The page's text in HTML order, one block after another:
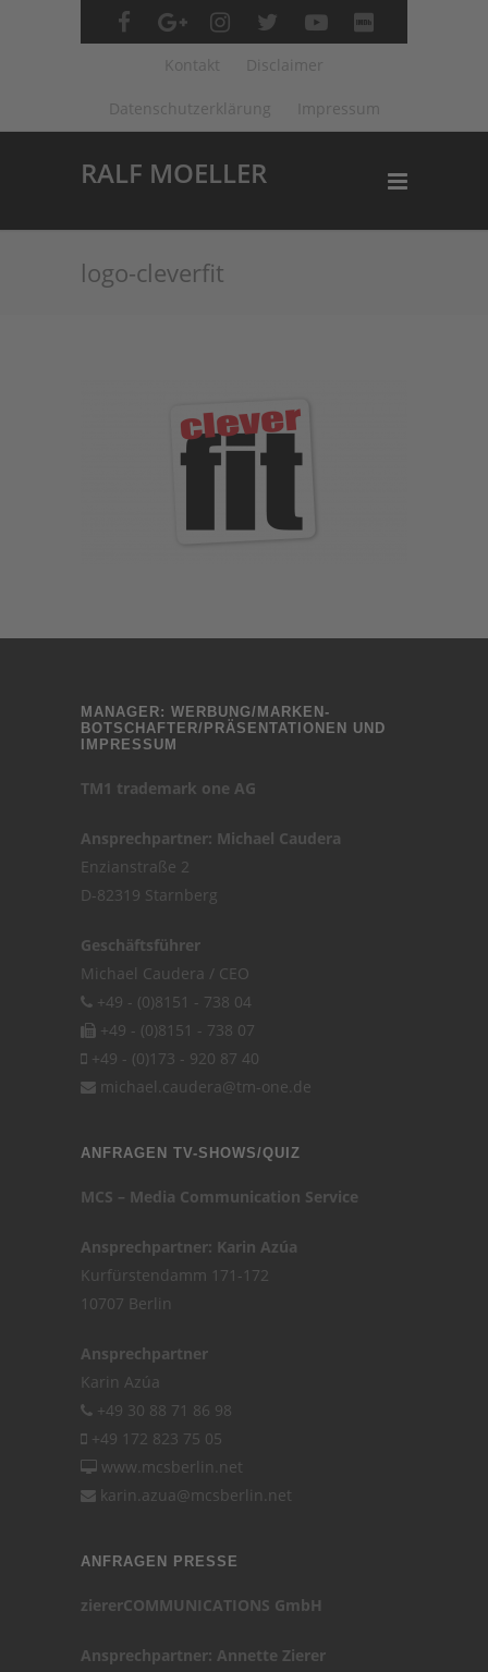
Kontakt Disclaimer
Datenschutzerklärung Impressum
RALF MOELLER
logo-cleverfit
MANAGER: WERBUNG/MARKEN-
BOTSCHAFTER/PRÄSENTATIONEN UND
IMPRESSUM
TM1 trademark one AG
Ansprechpartner: Michael Caudera
Enzianstraße 2
D-82319 Starnberg
Geschäftsführer
Michael Caudera / CEO
+49 - (0)8151 - 738 04
+49 - (0)8151 - 738 07
+49 - (0)173 - 920 87 40
michael.caudera@tm-one.de
ANFRAGEN TV-SHOWS/QUIZ
MCS – Media Communication Service
Ansprechpartner: Karin Azúa
Kurfürstendamm 171-172
10707 Berlin
Ansprechpartner
Karin Azúa
+49 30 88 71 86 98
+49 172 823 75 05
www.mcsberlin.net
karin.azua@mcsberlin.net
ANFRAGEN PRESSE
ziererCOMMUNICATIONS GmbH
Ansprechpartner: Annette Zierer